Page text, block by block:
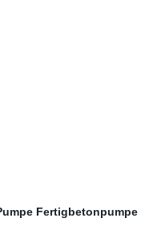
Fertigbetonpumpe